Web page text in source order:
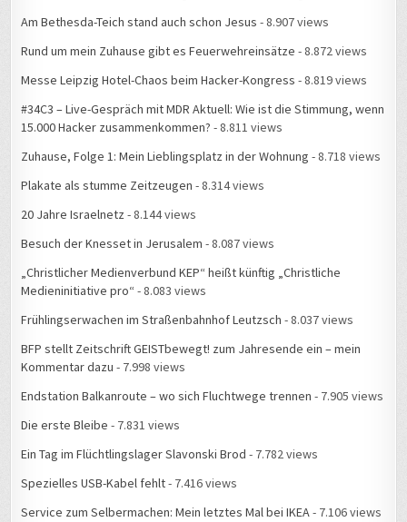
Am Bethesda-Teich stand auch schon Jesus - 8.907 views
Rund um mein Zuhause gibt es Feuerwehreinsätze - 8.872 views
Messe Leipzig Hotel-Chaos beim Hacker-Kongress - 8.819 views
#34C3 – Live-Gespräch mit MDR Aktuell: Wie ist die Stimmung, wenn
15.000 Hacker zusammenkommen? - 8.811 views
Zuhause, Folge 1: Mein Lieblingsplatz in der Wohnung - 8.718 views
Plakate als stumme Zeitzeugen - 8.314 views
20 Jahre Israelnetz - 8.144 views
Besuch der Knesset in Jerusalem - 8.087 views
„Christlicher Medienverbund KEP“ heißt künftig „Christliche
Medieninitiative pro“ - 8.083 views
Frühlingserwachen im Straßenbahnhof Leutzsch - 8.037 views
BFP stellt Zeitschrift GEISTbewegt! zum Jahresende ein – mein
Kommentar dazu - 7.998 views
Endstation Balkanroute – wo sich Fluchtwege trennen - 7.905 views
Die erste Bleibe - 7.831 views
Ein Tag im Flüchtlingslager Slavonski Brod - 7.782 views
Spezielles USB-Kabel fehlt- 7.416 views
Service zum Selbermachen: Mein letztes Mal bei IKEA- 7.106 views